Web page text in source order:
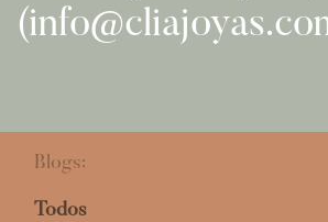
Blogs:
Todos